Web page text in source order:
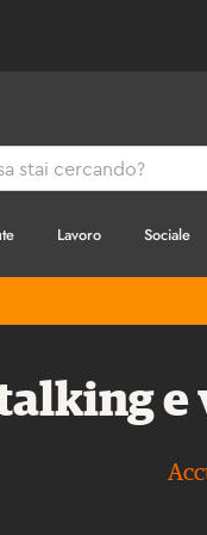
Lavoro Sociale
e